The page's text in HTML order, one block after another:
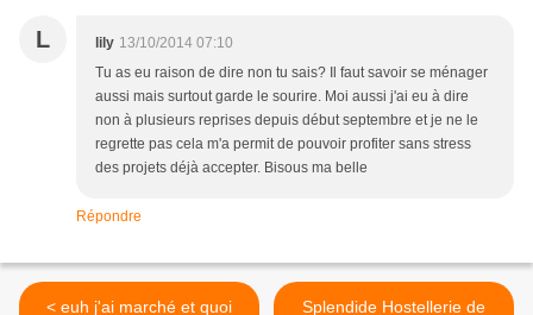
L lily 13/10/2014 07:10
Tu as eu raison de dire non tu sais? Il faut savoir se ménager
aussi mais surtout garde le sourire. Moi aussi j'ai eu à dire
non à plusieurs reprises depuis début septembre et je ne le
regrette pas cela m'a permit de pouvoir profiter sans stress
des projets déjà accepter. Bisous ma belle
Répondre
< euh j'ai marché et quoi
Splendide Hostellerie de